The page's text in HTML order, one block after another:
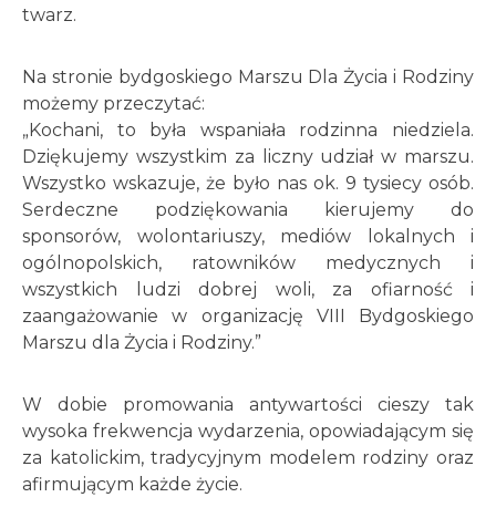
twarz.
Na stronie bydgoskiego Marszu Dla Życia i Rodziny
możemy przeczytać:
„Kochani, to była wspaniała rodzinna niedziela.
Dziękujemy wszystkim za liczny udział w marszu.
Wszystko wskazuje, że było nas ok. 9 tysiecy osób.
Serdeczne podziękowania kierujemy do
sponsorów, wolontariuszy, mediów lokalnych i
ogólnopolskich, ratowników medycznych i
wszystkich ludzi dobrej woli, za ofiarność i
zaangażowanie w organizację VIII Bydgoskiego
Marszu dla Życia i Rodziny.”
W dobie promowania antywartości cieszy tak
wysoka frekwencja wydarzenia, opowiadającym się
za katolickim, tradycyjnym modelem rodziny oraz
afirmującym każde życie.